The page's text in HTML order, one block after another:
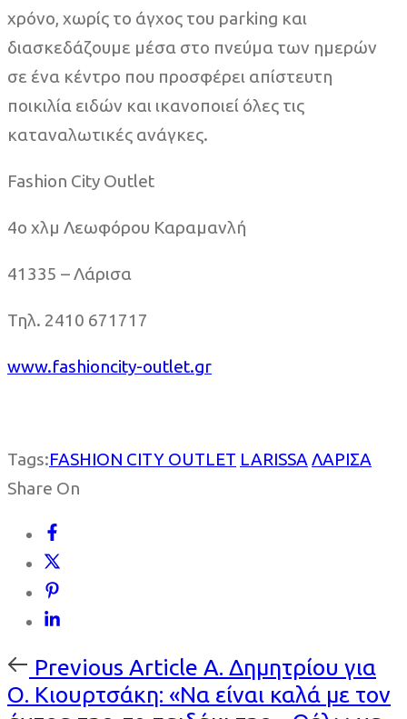
χρόνο, χωρίς το άγχος του parking και
διασκεδάζουμε μέσα στο πνεύμα των ημερών
σε ένα κέντρο που προσφέρει απίστευτη
ποικιλία ειδών και ικανοποιεί όλες τις
καταναλωτικές ανάγκες.
Fashion City Outlet
4ο χλμ Λεωφόρου Καραμανλή
41335 – Λάρισα
Τηλ. 2410 671717
www.fashioncity-outlet.gr
Tags:FASHION CITY OUTLET LARISSA ΛΑΡΙΣΑ
Share On
Previous
Article
Previous Article Α. Δημητρίου για
Ο. Κιουρτσάκη: «Να είναι καλά με τον